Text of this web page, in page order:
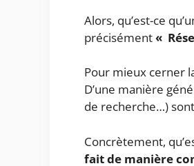
Alors, qu’est-ce
précisément «
Pour mieux cerner
D’une manière
de recherche…)
Concrètement,
fait de manière